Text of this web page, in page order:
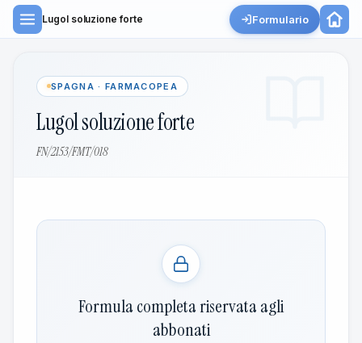
Lugol soluzione forte Formulario
SPAGNA · FARMACOPEA
Lugol soluzione forte
FN/2153/FMT/018
Formula completa riservata agli
abbonati